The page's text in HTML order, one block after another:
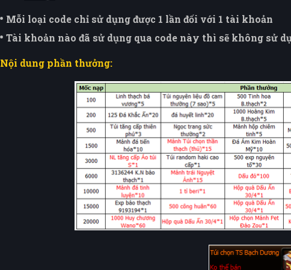
Mỗi loại code chỉ sử dụng được 1 lần đối với 1 tài khoản
Tài khoản nào đã sử dụng qua code này thì sẽ không sử
Nội dung phần thưởng: